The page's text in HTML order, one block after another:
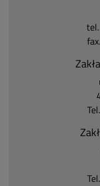
tel.
Tel.
Tel.